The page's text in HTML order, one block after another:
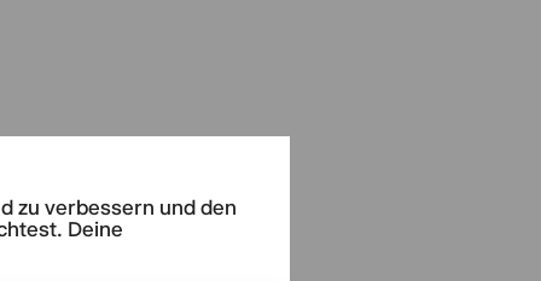
zu verbessern und den
Deine